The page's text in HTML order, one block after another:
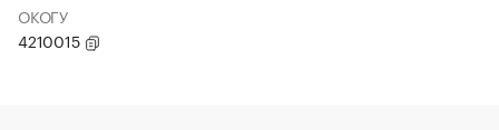
ОКОГУ
4210015